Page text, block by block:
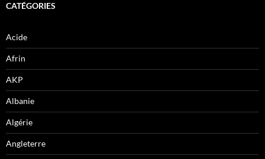
CATÉGORIES
Acide
Afrin
AKP
Albanie
Algérie
Angleterre